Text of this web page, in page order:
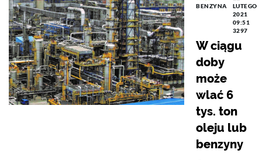
BENZYNA
LUTEGO
2021
09:51
3297
W ciągu
doby
może
wlać 6
tys. ton
oleju lub
benzyny